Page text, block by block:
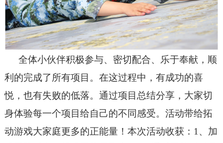
全体小伙伴积极参与、密切配合、乐于奉献，顺
利的完成了所有项目。在这过程中，有成功的喜
悦，也有失败的低落。通过项目总结分享，大家切
身体验每一个项目给自己的不同感受。活动带给拓
动游戏大家庭更多的正能量！本次活动收获：1、加